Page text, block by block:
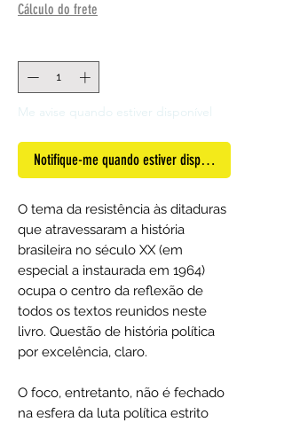
Cálculo do frete
Me avise quando estiver disponível
Notifique-me quando estiver disponível
O tema da resistência às ditaduras
que atravessaram a história
brasileira no século XX (em
especial a instaurada em 1964)
ocupa o centro da reflexão de
todos os textos reunidos neste
livro. Questão de história política
por excelência, claro.
O foco, entretanto, não é fechado
na esfera da luta política estrito